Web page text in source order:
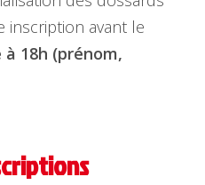
avant le
18h (prénom,